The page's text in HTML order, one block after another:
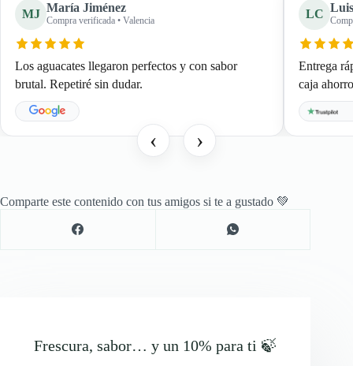
‹ ›
MJ María Jiménez
Compra verificada • Valencia
Los aguacates llegaron perfectos y con sabor
brutal. Repetiré sin dudar.
LC
Entrega
caja
Comparte este contenido con tus amigos si te a gustado 💚
Frescura, sabor… y un 10% para ti 🍃